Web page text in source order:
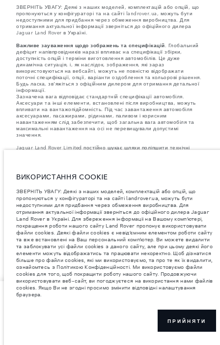
орієнтовна вартість автомобіля
ЗВЕРНІТЬ УВАГУ: Деякі з наших моделей, комплектацій або опцій, що
пропонуються у конфігураторі та на сайті landrover.ua, можуть бути
недоступними для придбання через обмеження виробництва. Для
отримання актуальної інформації зверніться до офіційного дилера
Jaguar Land Rover в Україні.
Важливе зауваження щодо зображень та специфікацій. Глобальний
дефіцит напівпровідників наразі впливає на специфікації збірки,
доступність опцій і терміни виготовлення автомобілів. Це дуже
динамічна ситуація, і, як наслідок, зображення, які зараз
використовуються на вебсайті, можуть не повністю відображати
поточні специфікації, опції, варіанти оздоблення та кольорові рішення.
Будь ласка, зв'яжіться з офіційним дилером для отримання детальної
інформації.
Зазначена вага відповідає стандартній специфікації автомобіля.
Аксесуари та інші елементи, встановлені після виробництва, можуть
впливати на вантажопідйомність. Під час завантаження автомобіля
аксесуарами, пасажирами, рідинами, паливом і корисним
навантаженням слід забезпечити, щоб загальна вага автомобіля та
максимальні навантаження на осі не перевищували допустимі
значення.
Jaguar Land Rover Limited постійно шукає шляхи поліпшити технічні
можуть відрізнятися від додаткових до стандартних для різних років
моделі. Інформація, технічні характеристики, двигуни і кольори на
відрізнятися від ринку до ринку і можуть бути змінені без попереднього
повідомлення. Деякі автомобілі показані з додатковим обладнанням та
аксесуарами, можуть бути доступні не на всіх ринках та відрізнятися
від запропонованих у салонах дилерських центрів. Будь ласка,
зв'яжіться з офіційним дилером, щоб дізнатися про наявність і
актуальні ціни.
ВИКОРИСТАННЯ COOKIE
ЗВЕРНІТЬ УВАГУ: Деякі з наших моделей, комплектацій або опцій, що
пропонуються у конфігураторі та на сайті landrover.ua, можуть бути
недоступними для придбання через обмеження виробництва. Для
отримання актуальної інформації зверніться до офіційного дилера Jaguar
Land Rover в Україні. Для збереження інформаціі на Вашому комп’ютері,
покращення роботи нашого сайту Land Rover пропонує використовувати
файли cookies. Деякі файли cookies є невід’ємним елементом роботи сайту
та вже встановлені на Ваш персональний комп’ютер. Ви можете видалити
та заблокувати усі файли cookies з даного сайту, але при цьому деякі його
елементи можуть відображатись та працювати некоректно. Щоб дізнатися
більше про файли cookies, які ми використовуємо, та про те як їх видалити,
ознайомтесь з Політикою Конфіденційності. Ми використовуємо файли
cookies для того, щоб покращити роботу нашого сайту. Продовжуючи
використовувати веб-сайт, ви погоджуєтеся на використання нами файлів
cookies. Якщо Ви не згодні просимо змінити відповідні налаштування
браузера.
ПРИЙНЯТИ